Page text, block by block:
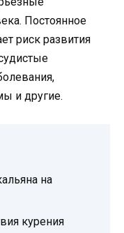
Постоянное
риск развития
и другие.
на
курения